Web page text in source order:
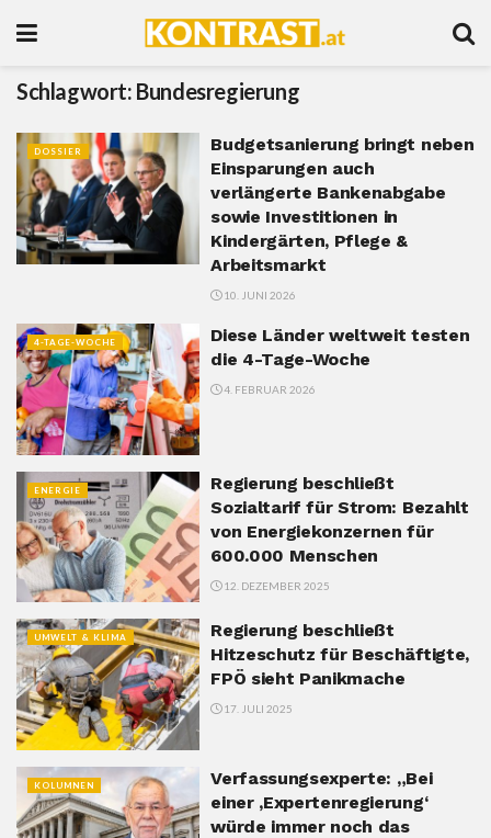
Schlagwort: Bundesregierung
DOSSIER
Budgetsanierung bringt neben
Einsparungen auch
verlängerte Bankenabgabe
sowie Investitionen in
Kindergärten, Pflege &
Arbeitsmarkt
10. JUNI 2026
4-TAGE-WOCHE
Diese Länder weltweit testen
die 4-Tage-Woche
4. FEBRUAR 2026
ENERGIE
Regierung beschließt
Sozialtarif für Strom: Bezahlt
von Energiekonzernen für
600.000 Menschen
12. DEZEMBER 2025
UMWELT & KLIMA
Regierung beschließt
Hitzeschutz für Beschäftigte,
FPÖ sieht Panikmache
17. JULI 2025
KOLUMNEN
Verfassungsexperte: „Bei
einer ‚Expertenregierung‘
würde immer noch das